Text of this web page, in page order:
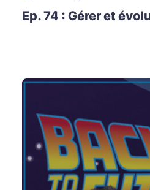
Ep. 74 : Gérer et